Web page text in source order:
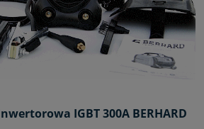
IGBT 300A BERHARD